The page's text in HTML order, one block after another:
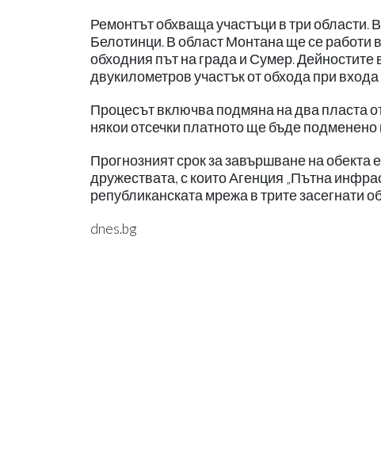
Ремонтът обхваща участъци в три
Белотинци. В област Монтана ще се работи
обходния път на града и Сумер.
двукилометров участък от обхода при входа
Процесът включва подмяна на два пласта
някои отсечки платното ще бъде
Прогнозният срок за завършване на
дружествата, с които Агенция „Пътна
републиканската мрежа в трите засегнати
dnes.bg